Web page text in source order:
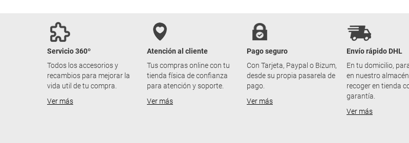
Servicio 360º
Todos los accesorios y
recambios para mejorar la
vida util de tu compra.
Ver más
Atención al cliente
Tus compras online con tu
tienda física de confianza
para atención y soporte.
Ver más
Pago seguro
Con Tarjeta, Paypal o Bizum,
desde su propia pasarela de
pago.
Ver más
Envío rápido DHL
En tu domicilio,
en nuestro
recoger en tienda
garantía.
Ver más